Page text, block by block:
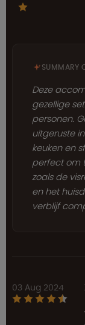
SUMMARY
Deze
gezellige
personen.
uitgeruste
keuken en
perfect om
zoals de
en het
verblijf
03 Aug 2024